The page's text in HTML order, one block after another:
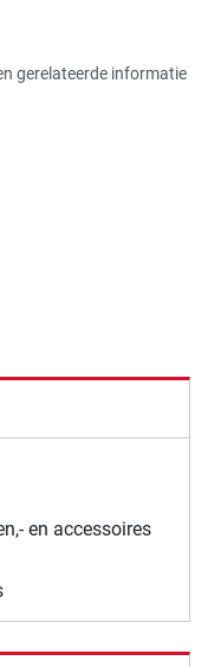
gerelateerde informatie
en accessoires